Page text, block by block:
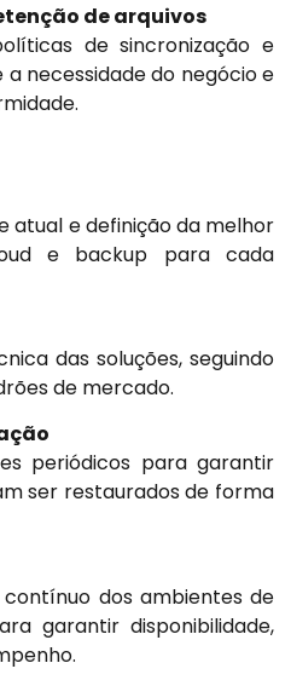
de arquivos
de sincronização e
necessidade do negócio e
atual e definição da melhor
e backup para cada
das soluções, seguindo
de mercado.
periódicos para garantir
ser restaurados de forma
dos ambientes de
garantir disponibilidade,